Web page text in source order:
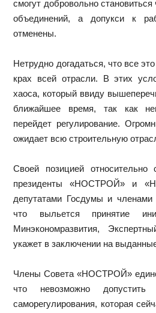
смогут добровольно
объединений, а допукси к
отменены.
Нетрудно догадаться, что все
крах всей отрасли. В этих
хаоса, который ввиду
ближайшее время, так как
перейдет регулирование.
ожидает всю строительную
Своей позицией относительно
президенты «НОСТРОЙ» и
депутатами Госдумы и
что выльется принятие
Минэкономразвития,
укажет в заключении на
Члены Совета «НОСТРОЙ»
что невозможно допустить
саморегулирования, которая